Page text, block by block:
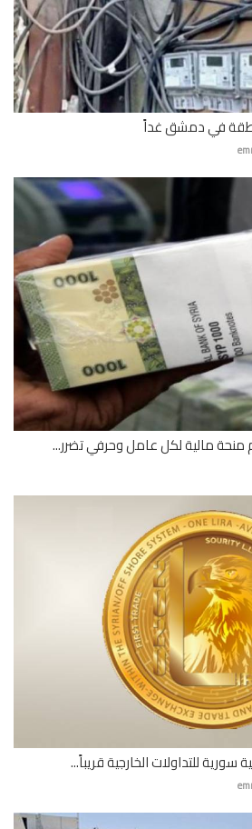
مالية لكل عامل وحرفي تضرر...
الخارجية قريباً...